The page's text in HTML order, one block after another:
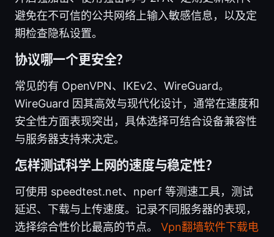
避免在不可信的公共网络上输入敏感信息，以及定
期检查隐私设置。
协议哪一个更安全？
常见的有 OpenVPN、IKEv2、WireGuard。
WireGuard 因其高效与现代化设计，通常在速度和
安全性方面表现突出，具体选择可结合设备兼容性
与服务器支持来决定。
怎样测试科学上网的速度与稳定性？
可使用 speedtest.net、nperf 等测速工具，测试
延迟、下载与上传速度。记录不同服务器的表现，
选择综合性价比最高的节点。 Vpn翻墙软件下载电